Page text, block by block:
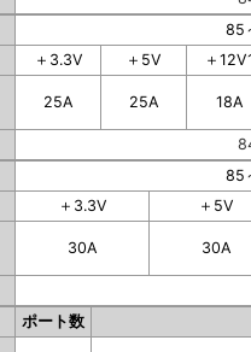
85
＋3.3V ＋5V
＋
25A 25A 18A
85
＋3.3V
＋5V
30A 30A
ポート数